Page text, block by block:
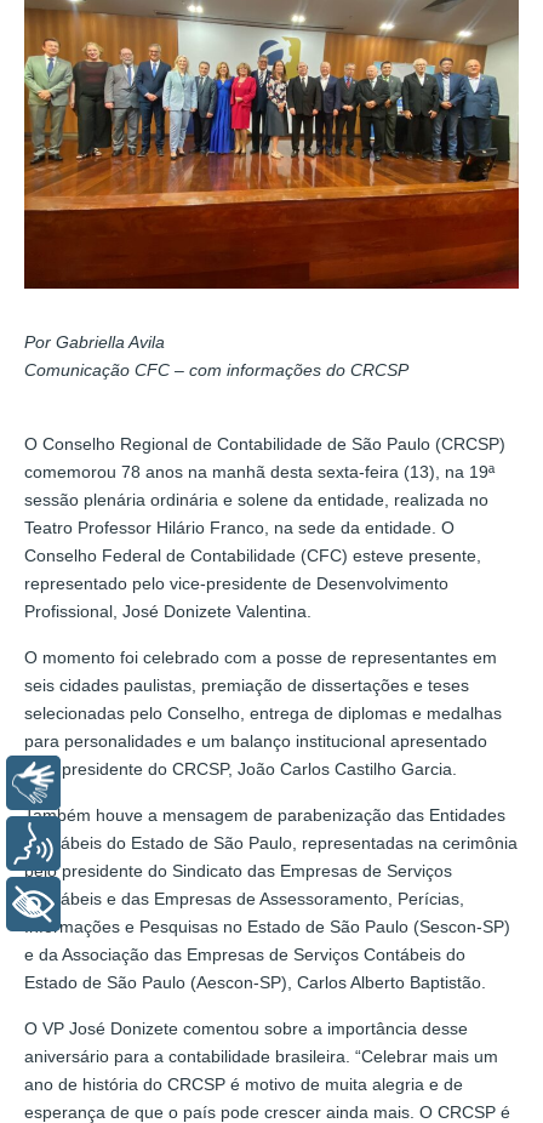
Por Gabriella Avila
Comunicação CFC – com informações do CRCSP
O Conselho Regional de Contabilidade de São Paulo (CRCSP)
comemorou 78 anos na manhã desta sexta-feira (13), na 19ª
sessão plenária ordinária e solene da entidade, realizada no
Teatro Professor Hilário Franco, na sede da entidade. O
Conselho Federal de Contabilidade (CFC) esteve presente,
representado pelo vice-presidente de Desenvolvimento
Profissional, José Donizete Valentina.
O momento foi celebrado com a posse de representantes em
seis cidades paulistas, premiação de dissertações e teses
selecionadas pelo Conselho, entrega de diplomas e medalhas
para personalidades e um balanço institucional apresentado
pelo presidente do CRCSP, João Carlos Castilho Garcia.
Também houve a mensagem de parabenização das Entidades
Contábeis do Estado de São Paulo, representadas na cerimônia
pelo presidente do Sindicato das Empresas de Serviços
Contábeis e das Empresas de Assessoramento, Perícias,
Informações e Pesquisas no Estado de São Paulo (Sescon-SP)
e da Associação das Empresas de Serviços Contábeis do
Estado de São Paulo (Aescon-SP), Carlos Alberto Baptistão.
O VP José Donizete comentou sobre a importância desse
aniversário para a contabilidade brasileira. “Celebrar mais um
ano de história do CRCSP é motivo de muita alegria e de
esperança de que o país pode crescer ainda mais. O CRCSP é
Voz
+ Acessibilidade